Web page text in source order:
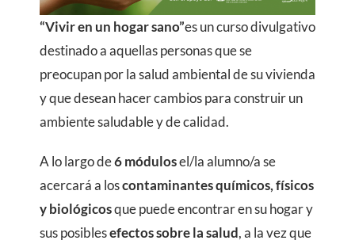
“Vivir en un hogar sano”es un curso divulgativo
destinado a aquellas personas que se
preocupan por la salud ambiental de su vivienda
y que desean hacer cambios para construir un
ambiente saludable y de calidad.
A lo largo de6 módulosel/la alumno/a se
acercará a loscontaminantes químicos, físicos
y biológicosque puede encontrar en su hogar y
sus posiblesefectos sobre la salud, a la vez que